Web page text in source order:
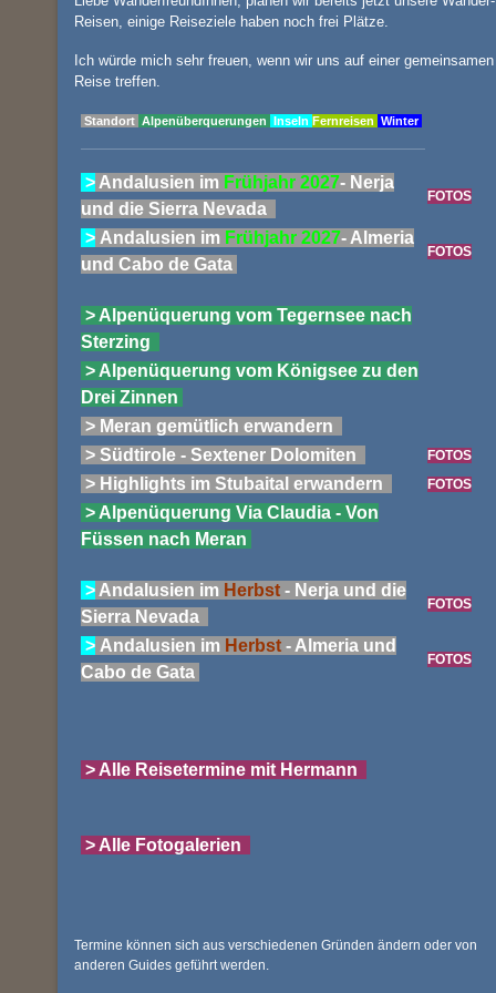
Reisen, einige Reiseziele haben noch frei Plätze.
Ich würde mich sehr freuen, wenn wir uns auf einer gemeinsamen
Reise treffen.
Standort Alpenüberquerungen Inseln Fernreisen Winter
> Andalusien im Frühjahr 2027- Nerja
und die Sierra Nevada
FOTOS
> Andalusien im Frühjahr 2027- Almeria
und Cabo de Gata
FOTOS
> Alpenüquerung vom Tegernsee nach
Sterzing
> Alpenüquerung vom Königsee zu den
Drei Zinnen
> Meran gemütlich erwandern
> Südtirole - Sextener Dolomiten
FOTOS
> Highlights im Stubaital erwandern FOTOS
> Alpenüquerung Via Claudia - Von
Füssen nach Meran
> Andalusien im Herbst - Nerja und die
Sierra Nevada
FOTOS
> Andalusien im Herbst - Almeria und
Cabo de Gata
FOTOS
> Alle Reisetermine mit Hermann
> Alle Fotogalerien
Termine können sich aus verschiedenen Gründen ändern oder von
anderen Guides geführt werden.